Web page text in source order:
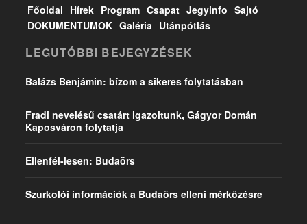
Főoldal Hírek Program Csapat Jegyinfo Sajtó
DOKUMENTUMOK Galéria Utánpótlás
LEGUTÓBBI BEJEGYZÉSEK
Balázs Benjámin: bízom a sikeres folytatásban
Fradi nevelésű csatárt igazoltunk, Gágyor Domán
Kaposváron folytatja
Ellenfél-lesen: Budaörs
Szurkolói információk a Budaörs elleni mérkőzésre